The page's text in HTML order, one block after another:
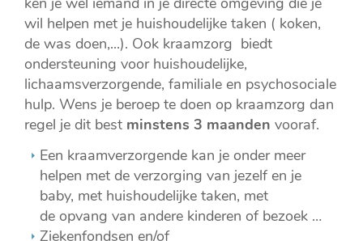
wil helpen met je huishoudelijke taken ( koken,
de was doen,...). Ook kraamzorg biedt
ondersteuning voor huishoudelijke,
lichaamsverzorgende, familiale en psychosociale
hulp. Wens je beroep te doen op kraamzorg dan
regel je dit best minstens 3 maanden vooraf.
Een kraamverzorgende kan je onder meer
helpen met de verzorging van jezelf en je
baby, met huishoudelijke taken, met
de opvang van andere kinderen of bezoek …
Ziekenfondsen en/of